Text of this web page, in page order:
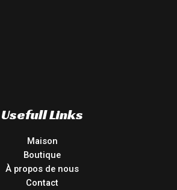
Usefull Links
Maison
Boutique
À propos de nous
Contact